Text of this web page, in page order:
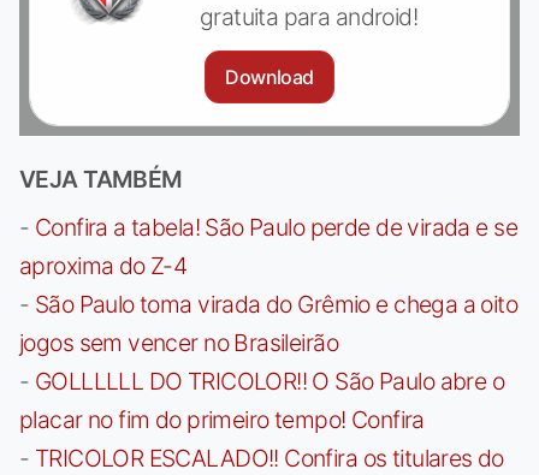
gratuita para android!
Download
VEJA TAMBÉM
- Confira a tabela! São Paulo perde de virada e se
aproxima do Z-4
- São Paulo toma virada do Grêmio e chega a oito
jogos sem vencer no Brasileirão
- GOLLLLLL DO TRICOLOR!! O São Paulo abre o
placar no fim do primeiro tempo! Confira
- TRICOLOR ESCALADO!! Confira os titulares do